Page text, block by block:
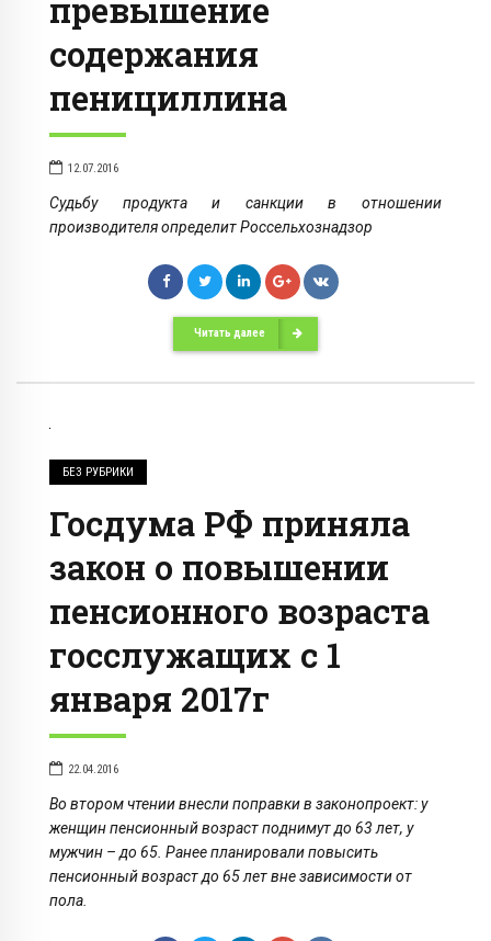
превышение
содержания
пенициллина
12.07.2016
Судьбу продукта и санкции в отношении
производителя определит Россельхознадзор
Читать далее
БЕЗ РУБРИКИ
Госдума РФ приняла
закон о повышении
пенсионного возраста
госслужащих с 1
января 2017г
22.04.2016
Во втором чтении внесли поправки в законопроект: у
женщин пенсионный возраст поднимут до 63 лет, у
мужчин – до 65. Ранее планировали повысить
пенсионный возраст до 65 лет вне зависимости от
пола.